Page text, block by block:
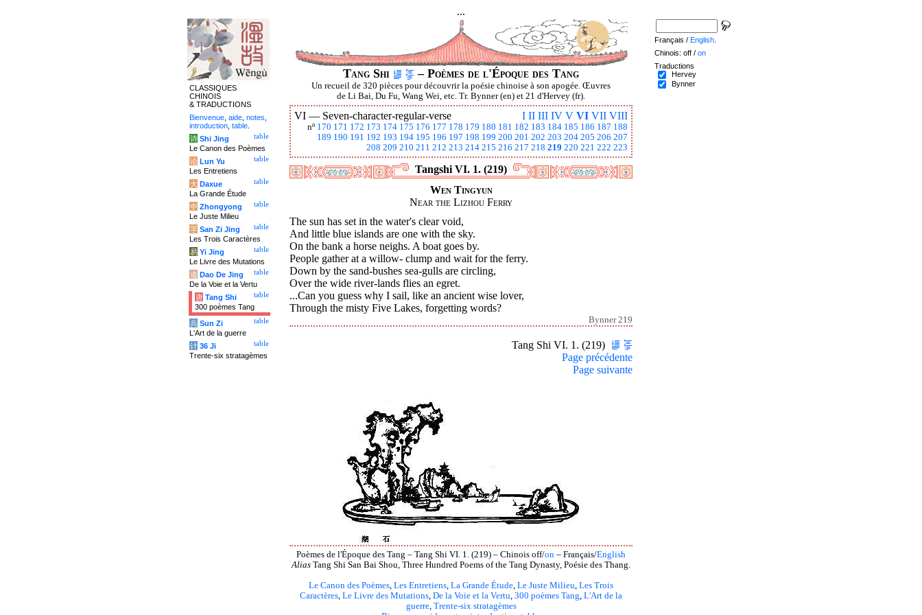
...
Tang Shi – Poèmes de l'Époque des Tang
Un recueil de 320 pièces pour découvrir la poésie chinoise à son apogée. Œuvres
de Li Bai, Du Fu, Wang Wei, etc. Tr. Bynner (en) et 21 d'Hervey (fr).
I II III IV V VI VII VIII
VI — Seven-character-regular-verse
nº 170 171 172 173 174 175 176 177 178 179 180 181 182 183 184 185 186 187 188
189 190 191 192 193 194 195 196 197 198 199 200 201 202 203 204 205 206 207
208 209 210 211 212 213 214 215 216 217 218 219 220 221 222 223
Tangshi VI. 1. (219)
Wen Tingyun
Near the Lizhou Ferry
The sun has set in the water's clear void,
And little blue islands are one with the sky.
On the bank a horse neighs. A boat goes by.
People gather at a willow- clump and wait for the ferry.
Down by the sand-bushes sea-gulls are circling,
Over the wide river-lands flies an egret.
...Can you guess why I sail, like an ancient wise lover,
Through the misty Five Lakes, forgetting words?
Bynner 219
Tang Shi VI. 1. (219)
Page précédente
Page suivante
Poèmes de l'Époque des Tang – Tang Shi VI. 1. (219) – Chinois off/on – Français/English
Alias Tang Shi San Bai Shou, Three Hundred Poems of the Tang Dynasty, Poésie des Thang.
Le Canon des Poèmes, Les Entretiens, La Grande Étude, Le Juste Milieu, Les Trois
Caractères, Le Livre des Mutations, De la Voie et la Vertu, 300 poèmes Tang, L'Art de la
guerre, Trente-six stratagèmes
CLASSIQUES
CHINOIS
& TRADUCTIONS
Bienvenue aide notes
introduction table
table
诗 Shi Jing
Le Canon des Poèmes
table
论 Lun Yu
Les Entretiens
table
大 Daxue
La Grande Étude
table
中 Zhongyong
Le Juste Milieu
table
字 San Zi Jing
Les Trois Caractères
table
易 Yi Jing
Le Livre des Mutations
table
道 Dao De Jing
De la Voie et la Vertu
table
唐 Tang Shi
300 poèmes Tang
table
兵 Sun Zi
L'Art de la guerre
table
计 36 Ji
Trente-six stratagèmes
Français / English
Chinois: off / on
Traductions
Hervey
Bynner